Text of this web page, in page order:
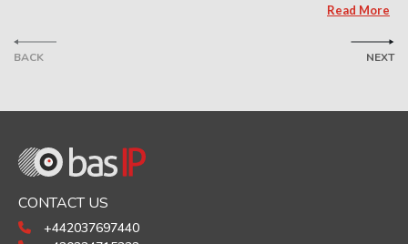
BACK
Read More
NEXT
CONTACT US
+442037697440